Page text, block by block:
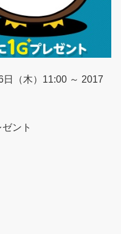
（木）11:00 ～ 2017
ント